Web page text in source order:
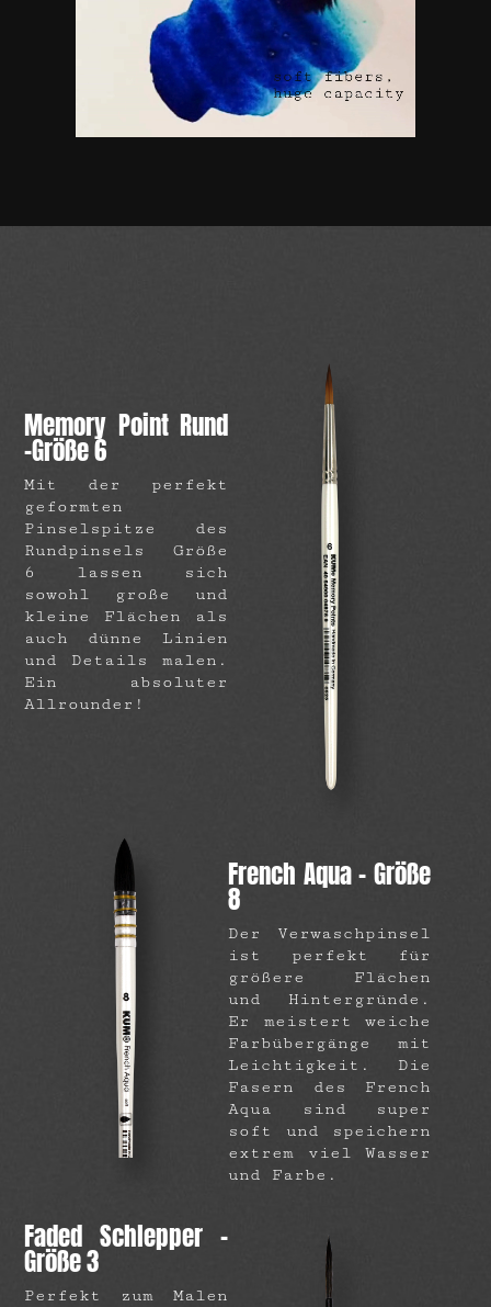
Memory Point Rund
-Größe 6
Mit der perfekt
geformten
Pinselspitze des
Rundpinsels Größe
6 lassen sich
sowohl große und
kleine Flächen als
auch dünne Linien
und Details malen.
Ein absoluter
Allrounder!
French Aqua – Größe
8
Der Verwaschpinsel
ist perfekt für
größere Flächen
und Hintergründe.
Er meistert weiche
Farbübergänge mit
Leichtigkeit. Die
Fasern des French
Aqua sind super
soft und speichern
extrem viel Wasser
und Farbe.
Faded Schlepper –
Größe 3
Perfekt zum Malen